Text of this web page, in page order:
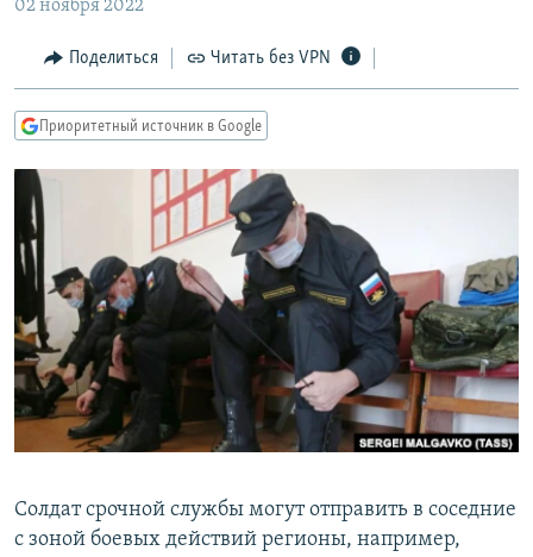
Вернутся
Вернутся
поиску
МНЕНИЯ
КУЛЬТУРА
КАВКАЗ.РЕАЛИИ
СЕВЕР.РЕАЛИИ
СИБИРЬ.РЕАЛИИ
РАСПИСАНИЕ ВЕЩАНИЯ
ПОДПИШИТЕСЬ НА РАССЫЛКУ
СОЦИАЛЬНЫЕ СЕТИ
Все сайты РСЕ/РС
02 ноября 2022
Поделиться Читать без VPN
Приоритетный источник в Google
Солдат срочной службы могут отправить в соседние
с зоной боевых действий регионы, например,